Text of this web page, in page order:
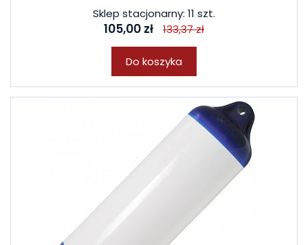
Sklep stacjonarny: 11 szt.
105,00 zł 133,37 zł
Do koszyka